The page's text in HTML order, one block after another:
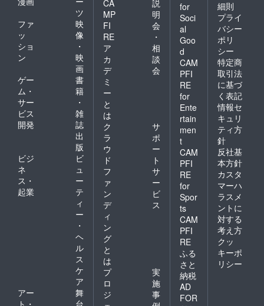
ツ
ファ
ッ
ショ
ン
映
像
・
映
画
ゲー
ム・
サー
ビス
開発
書
籍
・
雑
誌
出
版
ビジ
ネ
ス・
起業
ビ
ュ
ー
テ
ィ
ー
・
ヘ
ル
ス
ケ
ア
アー
舞
CA
MP
FI
RE
ア
カ
デ
ミ
ー
と
は
説
明
会
・
相
談
会
ク
ラ
ウ
ド
フ
ァ
ン
デ
ィ
ン
グ
と
は
サ
ポ
ー
ト
サ
ー
ビ
ス
プ
ロ
ジ
実
施
事
for
Soci
al
Goo
d
CAM
PFI
RE
for
Ente
rtain
men
t
CAM
PFI
RE
for
Spor
ts
CAM
PFI
RE
ふる
さと
納税
AD
FOR
細則
プライ
バシー
ポリ
シー
特定商
取引法
に基づ
く表記
情報セ
キュリ
ティ方
針
反社基
本方針
カスタ
マーハ
ラスメ
ントに
対する
考え方
クッ
キーポ
リシー